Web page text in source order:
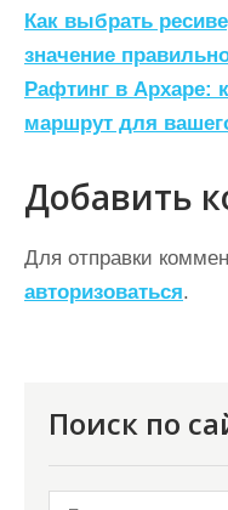
Н
а
в
и
г
а
ц
и
Как выбрать
значение
Рафтинг в Архаре:
маршрут для
Добавить
Для отправки
авторизоваться.
Поиск по